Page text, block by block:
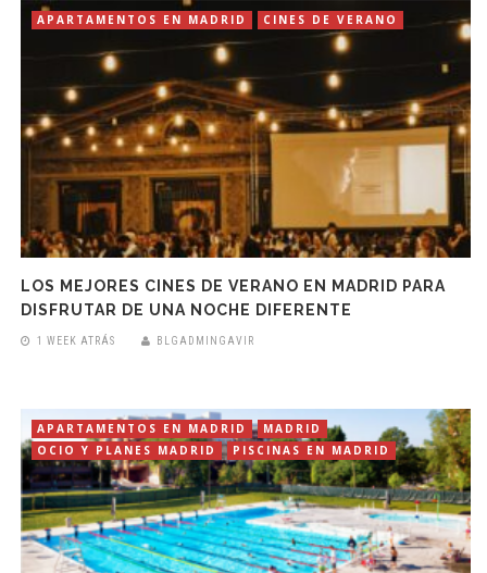
APARTAMENTOS EN MADRID CINES DE VERANO
LOS MEJORES CINES DE VERANO EN MADRID PARA
DISFRUTAR DE UNA NOCHE DIFERENTE
1 WEEK ATRÁS BLGADMINGAVIR
APARTAMENTOS EN MADRID
MADRID
OCIO Y PLANES MADRID
PISCINAS EN MADRID